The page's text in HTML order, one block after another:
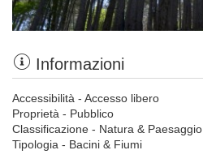
Informazioni
Accessibilità - Accesso libero
Proprietà - Pubblico
Classificazione - Natura & Paesaggio
Tipologia - Bacini & Fiumi